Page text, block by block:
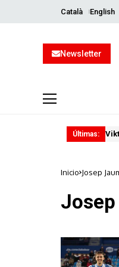
Català English
Newsletter
Últimas:
Inicio Josep